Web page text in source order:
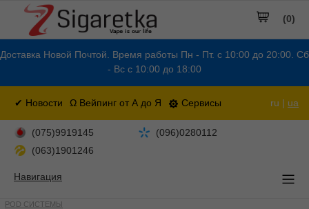
Доставка Новой Почтой. Время работы Пн - Пт. с 10:00 до 20:00. Сб
- Вс с 10:00 до 18:00
✔ Новости Ω Вейпинг от А до Я Сервисы ru | ua
(0)
(075)9919145
(096)0280112
(063)1901246
Навигация
POD СИСТЕМЫ